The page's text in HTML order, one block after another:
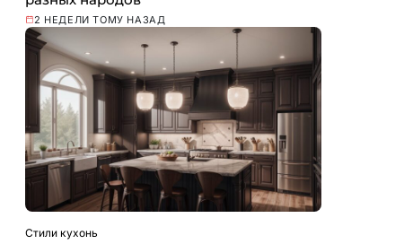
2 НЕДЕЛИ ТОМУ НАЗАД
Стили кухонь